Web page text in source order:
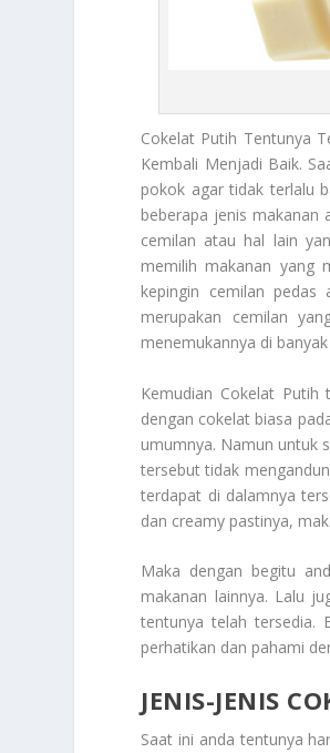
Cokelat Putih Tentunya
Kembali Menjadi Baik.
pokok agar tidak terlalu
beberapa jenis makanan
cemilan atau hal lain
memilih makanan yang
kepingin cemilan
merupakan cemilan
menemukannya di
Kemudian Cokelat Putih
dengan cokelat biasa
umumnya. Namun untuk
tersebut tidak
terdapat di dalamnya
dan creamy pastinya,
Maka dengan begitu
makanan lainnya. Lalu
tentunya telah tersedia.
perhatikan dan pahami
JENIS-JENIS
Saat ini anda tentunya